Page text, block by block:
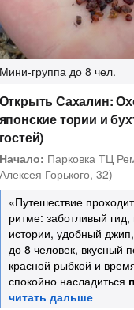
Мини-группа до 8 чел.
Открыть Сахалин:
японские тории и
гостей)
Начало: Парковка ТЦ
Алексея Горького, 32)
«Путешествие
ритме: заботливый
истории, удобный
до 8 человек, вкусный
красной рыбкой и
спокойно насладиться